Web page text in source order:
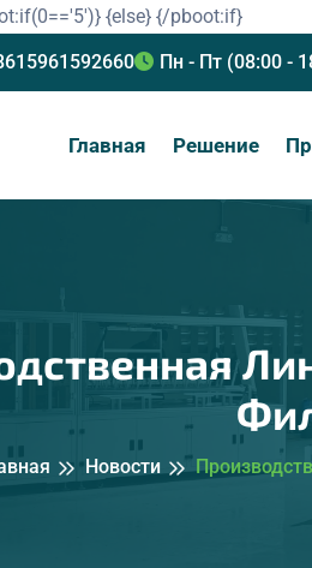
{else} {/pboot:if}
Пн - Пт (08:00 -
Главная Решение
Новости